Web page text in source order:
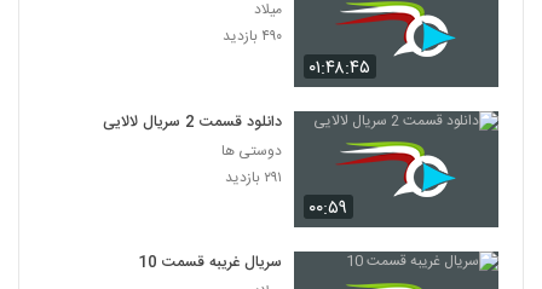
۰۱:۴۸:۴۵
میلاد
۴۹۰ بازدید
۰۰:۵۹
دانلود قسمت 2 سریال لالایی
دوستی ها
۲۹۱ بازدید
سریال غریبه قسمت 10